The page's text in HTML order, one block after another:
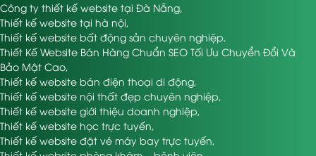
Công ty thiết kế website tại Đà Nẵng,
Thiết kế website tại hà nội,
Thiết kế website bất động sản chuyên nghiệp,
Thiết Kế Website Bán Hàng Chuẩn SEO Tối Ưu Chuyển Đổi Và
Bảo Mật Cao,
Thiết kế website bán điện thoại di động,
Thiết kế website nội thất đẹp chuyên nghiệp,
Thiết kế website giới thiệu doanh nghiệp,
Thiết kế website học trực tuyến,
Thiết kế website đặt vé máy bay trực tuyến,